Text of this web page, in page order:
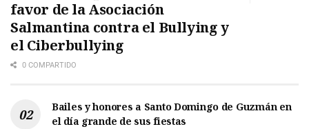
favor de la Asociación
Salmantina contra el Bullying y
el Ciberbullying
0 COMPARTIDO
Bailes y honores a Santo Domingo de Guzmán en
el día grande de sus fiestas